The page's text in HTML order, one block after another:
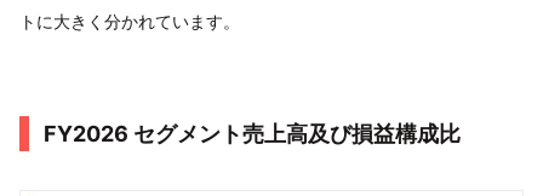
トに大きく分かれています。
FY2026 セグメント売上高及び損益構成比